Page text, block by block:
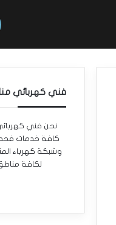
فني كهربائي
نحن فني
كافة خدمات فحص،
وشبكة كهرباء
لكافة مناطق